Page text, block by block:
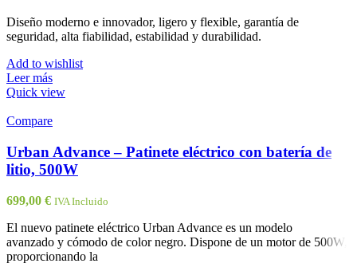
Diseño moderno e innovador, ligero y flexible, garantía de
seguridad, alta fiabilidad, estabilidad y durabilidad.
Add to wishlist
Leer más
Quick view
Compare
Urban Advance – Patinete eléctrico con batería de
litio, 500W
699,00 € IVA Incluido
El nuevo patinete eléctrico Urban Advance es un modelo
avanzado y cómodo de color negro. Dispone de un motor de 500W,
proporcionando la